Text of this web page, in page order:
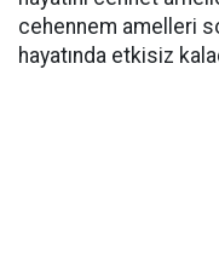
cehennem amelleri
hayatında etkisiz